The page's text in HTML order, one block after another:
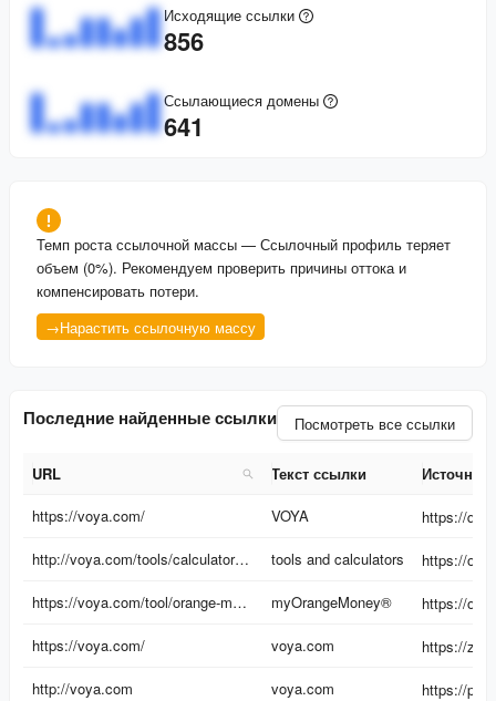
Исходящие ссылки
856
Ссылающиеся домены
641
Темп роста ссылочной массы — Ссылочный профиль теряет
объем (0%). Рекомендуем проверить причины оттока и
компенсировать потери.
→Нарастить ссылочную массу
Последние найденные ссылки Посмотреть все ссылки
URL Текст ссылки
Источник
URL
Текст ссылки Источник
https://voya.com/ VOYA
http://voya.com/tools/calculators-overview-page tools and calculators
https://voya.com/tool/orange-money#step1 myOrangeMoney®
https://voya.com/ voya.com https://
http://voya.com voya.com https://